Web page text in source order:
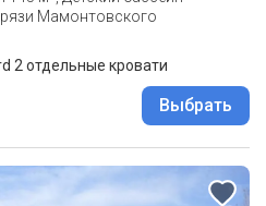
Мамонтовского
2 отдельные кровати
Выбрать